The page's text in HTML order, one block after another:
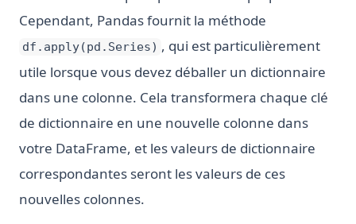
Cependant, Pandas fournit la méthode
df.apply(pd.Series) , qui est particulièrement
utile lorsque vous devez déballer un dictionnaire
dans une colonne. Cela transformera chaque clé
de dictionnaire en une nouvelle colonne dans
votre DataFrame, et les valeurs de dictionnaire
correspondantes seront les valeurs de ces
nouvelles colonnes.